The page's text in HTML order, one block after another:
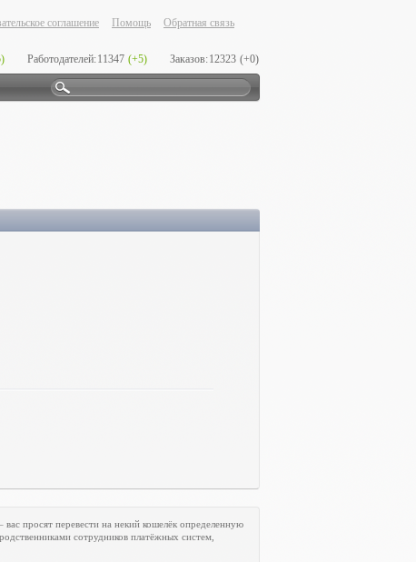
соглашение Помощь Обратная связь
Работодателей:11347 (+5) Заказов:12323 (+0)
просят перевести на некий кошелёк определенную
сотрудников платёжных систем,